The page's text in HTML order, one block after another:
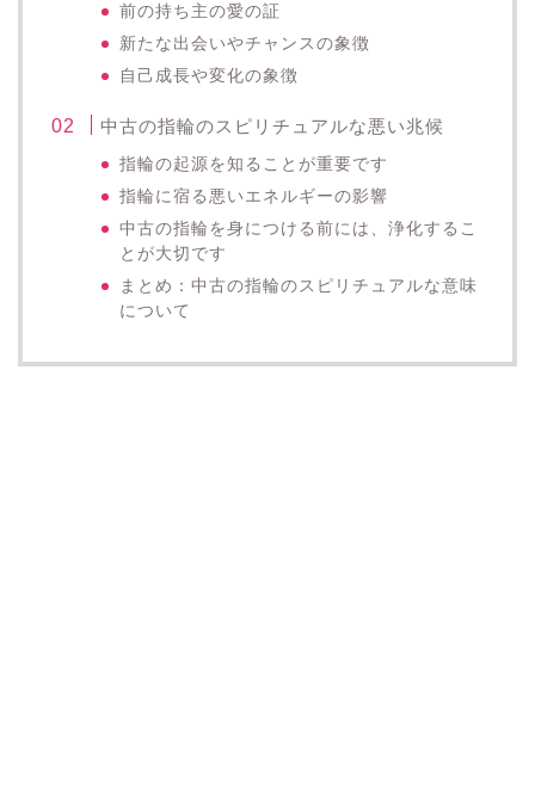
前の持ち主の愛の証
新たな出会いやチャンスの象徴
自己成長や変化の象徴
中古の指輪のスピリチュアルな悪い兆候
指輪の起源を知ることが重要です
指輪に宿る悪いエネルギーの影響
中古の指輪を身につける前には、浄化するこ
とが大切です
まとめ：中古の指輪のスピリチュアルな意味
について